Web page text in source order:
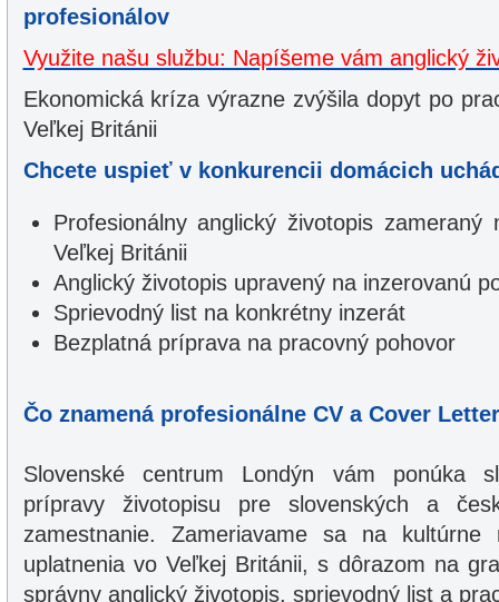
profesionálov
Využite našu službu: Napíšeme vám anglický
Ekonomická kríza výrazne zvýšila dopyt po
Veľkej Británii
Chcete uspieť v konkurencii domácich
Profesionálny anglický životopis
Veľkej Británii
Anglický životopis upravený na inzerovanú
Sprievodný list na konkrétny inzerát
Bezplatná príprava na pracovný pohovor
Čo znamená profesionálne CV a Cover
Slovenské centrum Londýn vám ponúka
prípravy životopisu pre slovenských a
zamestnanie. Zameriavame sa na
uplatnenia vo Veľkej Británii, s dôrazom na
správny anglický životopis, sprievodný list a